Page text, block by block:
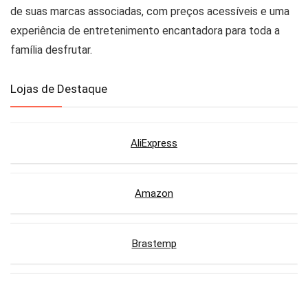
de suas marcas associadas, com preços acessíveis e uma
experiência de entretenimento encantadora para toda a
família desfrutar.
Lojas de Destaque
AliExpress
Amazon
Brastemp